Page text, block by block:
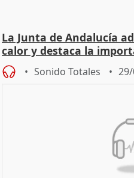
La Junta de Andalucía
calor y destaca la
Sonido Totales